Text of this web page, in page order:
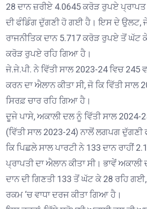
28 ਦਾਨ ਜ਼ਰੀਏ 4.0645 ਕਰੋੜ ਰੁਪਏ
ਦੀ ਫੰਡਿੰਗ ਦੁੱਗਣੀ ਹੋ ਗਈ ਹੈ। ਇਸ ਦੇ ਉਲਟ,
ਰਾਜਨੀਤਿਕ ਦਾਨ 5.717 ਕਰੋੜ ਰੁਪਏ ਤੋਂ ਘੱਟ
ਕਰੋੜ ਰੁਪਏ ਰਹਿ ਗਿਆ ਹੈ।
ਜੇ.ਜੇ.ਪੀ. ਨੇ ਵਿੱਤੀ ਸਾਲ 2023-24 ਵਿਚ 245
ਕਰਨ ਦਾ ਐਲਾਨ ਕੀਤਾ ਸੀ, ਜੋ ਕਿ ਵਿੱਤੀ ਸਾਲ
ਸਿਰਫ਼ ਚਾਰ ਰਹਿ ਗਿਆ ਹੈ।
ਦੂਜੇ ਪਾਸੇ, ਅਕਾਲੀ ਦਲ ਨੂੰ ਵਿੱਤੀ ਸਾਲ 2024-
(ਵਿੱਤੀ ਸਾਲ 2023-24) ਨਾਲੋਂ ਲਗਪਗ ਦੁੱਗਣੀ
ਕਿ ਪਿਛਲੇ ਸਾਲ ਪਾਰਟੀ ਨੇ 133 ਦਾਨ ਰਾਹੀਂ
ਪ੍ਰਾਪਤੀ ਦਾ ਐਲਾਨ ਕੀਤਾ ਸੀ। ਭਾਵੇਂ
ਦਾਨ ਦੀ ਗਿਣਤੀ 133 ਤੋਂ ਘੱਟ ਕੇ 28 ਰਹਿ
ਰਕਮ ‘ਚ ਵਾਧਾ ਦਰਜ ਕੀਤਾ ਗਿਆ ਹੈ।